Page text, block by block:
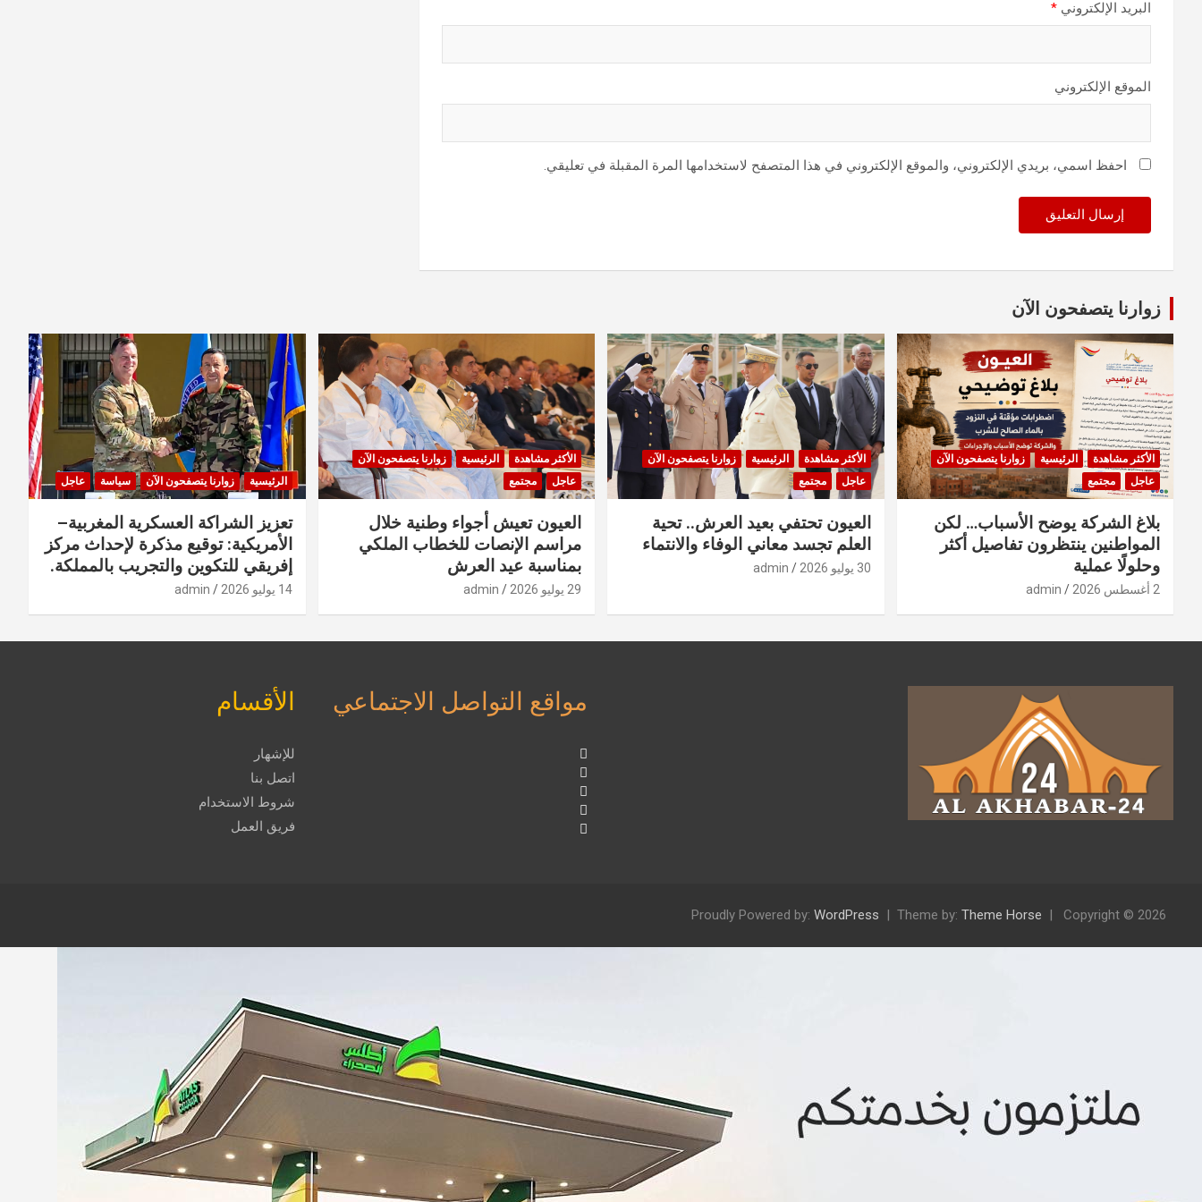
البريد الإلكتروني *
الموقع الإلكتروني
احفظ اسمي، بريدي الإلكتروني، والموقع الإلكتروني في هذا المتصفح لاستخدامها المرة المقبلة في تعليقي.
زوارنا يتصفحون الآن
الأكثر مشاهدة الرئيسية
زوارنا يتصفحون الآن
عاجل
مجتمع
بلاغ الشركة يوضح الأسباب… لكن
المواطنين ينتظرون تفاصيل أكثر
وحلولًا عملية
2 أغسطس 2026 admin
الأكثر مشاهدة الرئيسية
زوارنا يتصفحون الآن
عاجل
مجتمع
العيون تحتفي بعيد العرش.. تحية
العلم تجسد معاني الوفاء والانتماء
30 يوليو 2026 admin
الأكثر مشاهدة الرئيسية
زوارنا يتصفحون الآن
عاجل
مجتمع
العيون تعيش أجواء وطنية خلال
مراسم الإنصات للخطاب الملكي
بمناسبة عيد العرش
29 يوليو 2026 admin
الرئيسية زوارنا يتصفحون الآن سياسة عاجل
تعزيز الشراكة العسكرية المغربية–
الأمريكية: توقيع مذكرة لإحداث مركز
إفريقي للتكوين والتجريب بالمملكة.
14 يوليو 2026 admin
مواقع التواصل الاجتماعي الأقسام
للإشهار
اتصل بنا
شروط الاستخدام
فريق العمل
Copyright © 2026
Theme by: Theme Horse
Proudly Powered by: WordPress